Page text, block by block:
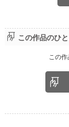
この作品のひ
この